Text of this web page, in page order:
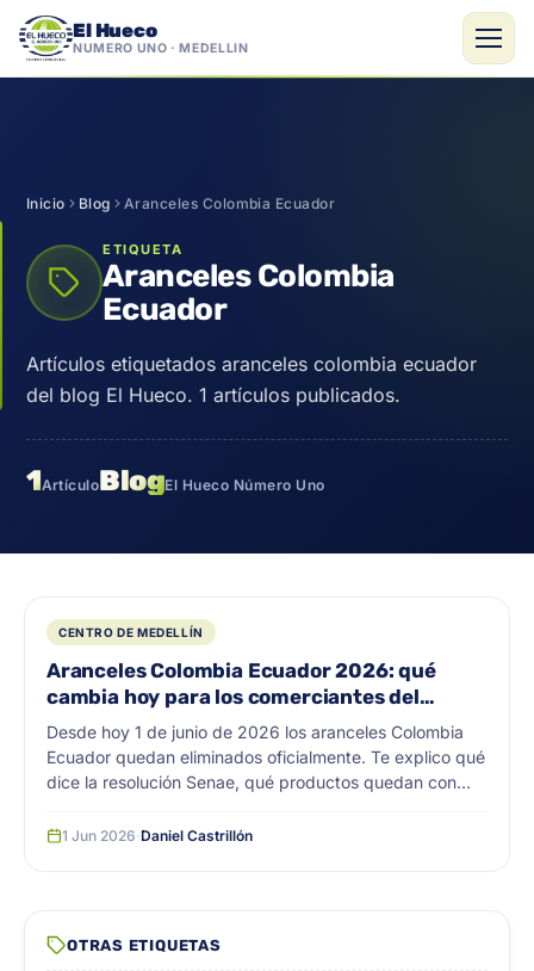
El Hueco
NÚMERO UNO · MEDELLÍN
Inicio Blog Aranceles Colombia Ecuador
ETIQUETA
Aranceles Colombia
Ecuador
Artículos etiquetados aranceles colombia ecuador
del blog El Hueco. 1 artículos publicados.
1ArtículoBlogEl Hueco Número Uno
CENTRO DE MEDELLÍN
Aranceles Colombia Ecuador 2026: qué
cambia hoy para los comerciantes del
centro de Medellín
Desde hoy 1 de junio de 2026 los aranceles Colombia
Ecuador quedan eliminados oficialmente. Te explico qué
dice la resolución Senae, qué productos quedan con
del centro de Medellín y qué riesgos siguen vigentes
1 Jun 2026·Daniel Castrillón
OTRAS ETIQUETAS